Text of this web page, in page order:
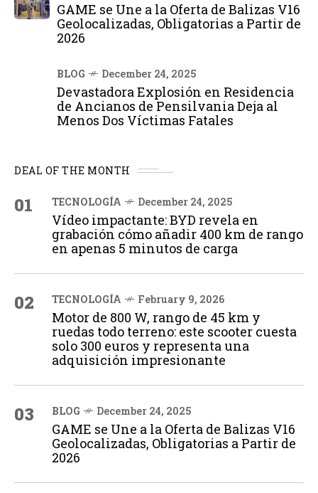
GAME se Une a la Oferta de Balizas V16
Geolocalizadas, Obligatorias a Partir de
2026
BLOG December 24, 2025
Devastadora Explosión en Residencia
de Ancianos de Pensilvania Deja al
Menos Dos Víctimas Fatales
DEAL OF THE MONTH
01 TECNOLOGÍA December 24, 2025
Vídeo impactante: BYD revela en
grabación cómo añadir 400 km de rango
en apenas 5 minutos de carga
02 TECNOLOGÍA February 9, 2026
Motor de 800 W, rango de 45 km y
ruedas todo terreno: este scooter cuesta
solo 300 euros y representa una
adquisición impresionante
03 BLOG December 24, 2025
GAME se Une a la Oferta de Balizas V16
Geolocalizadas, Obligatorias a Partir de
2026